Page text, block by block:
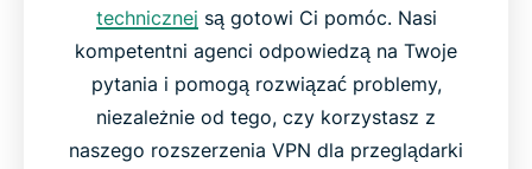
technicznej są gotowi Ci pomóc. Nasi
kompetentni agenci odpowiedzą na Twoje
pytania i pomogą rozwiązać problemy,
niezależnie od tego, czy korzystasz z
naszego rozszerzenia VPN dla przeglądarki